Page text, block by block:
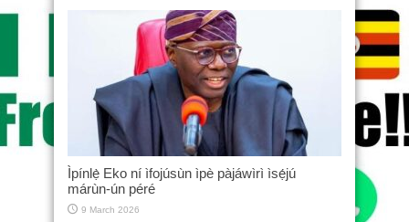
Ìpínlẹ̀ Eko ní ìfojúsùn ìpè pàjáwìrì ìsẹ́jú
márùn-ún péré
9 March 2026